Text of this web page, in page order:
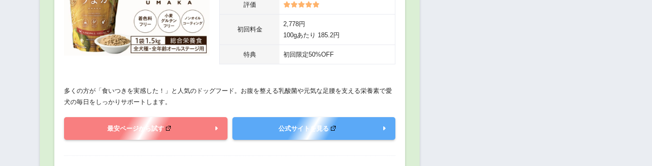
評価
初回料金
2,778円
100gあたり 185.2円
特典 初回限定50%OFF
多くの方が「食いつきを実感した！」と人気のドッグフード。お腹を整える乳酸菌や元気な足腰を支える栄養素で愛
犬の毎日をしっかりサポートします。
最安ページから試す 公式サイトを見る